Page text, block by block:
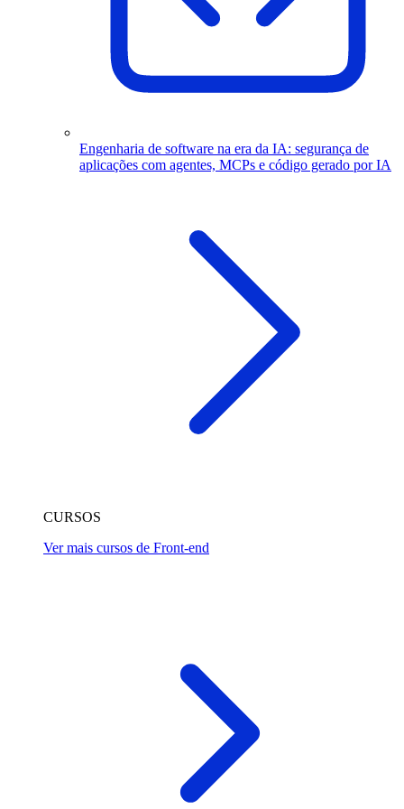
Engenharia de software na era da IA: segurança de
aplicações com agentes, MCPs e código gerado por IA
CURSOS
Ver mais cursos de Front-end